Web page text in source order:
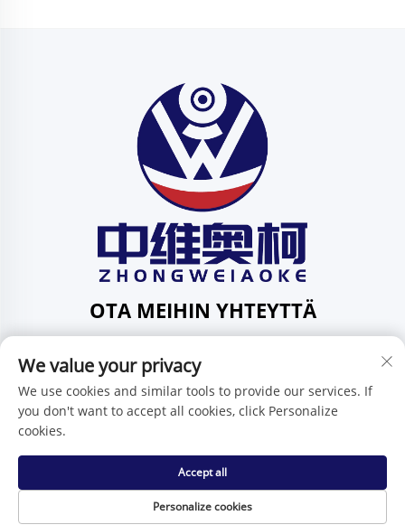
OTA MEIHIN YHTEYTTÄ
Shenzhen, Guangdong, Kiina
Puh:+86-15986647296
Sähköposti:[email protected]
Tekijänoikeus © Shenzhen Zhongweiaoke Technology Co.,
Ltd. -Tietosuojakäytäntö
We value your privacy
We use cookies and similar tools to provide our services. If
you don't want to accept all cookies, click Personalize
cookies.
Personalize cookies
Accept all